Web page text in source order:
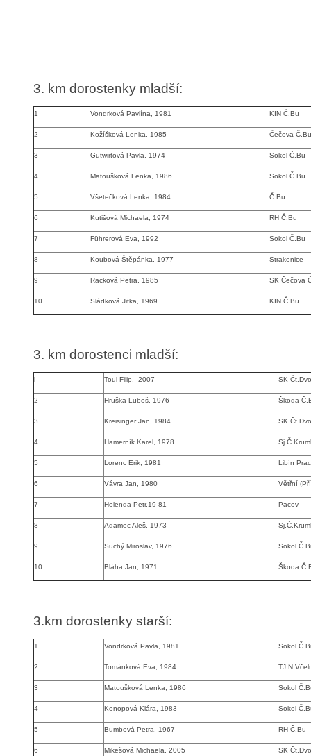
3. km dorostenky mladší:
1 Vondrková Pavlína, 1981 KIN Č.Bu
2 Kožíšková Lenka, 1985 Čečova Č.Bu
3 Gutwirtová Pavla, 1974 Sokol Č.Bu
4 Matoušková Lenka, 1986 Sokol Č.Bu
5 Všetečková Lenka, 1984 Č.Bu
6 Kutišová Michaela, 1974 RH Č.Bu
7 Führerová Eva, 1992 Sokol Č.Bu
8 Koubová Štěpánka, 1977 Strakonice
9 Racková Petra, 1985 SK Čečova
10 Sládková Jitka, 1969 KIN Č.Bu
3. km dorostenci mladší:
l Toul Filip, 2007 SK
2 Hruška Luboš, 1976 Škoda
3 Kreisinger Jan, 1984 SK
4 Hamerník Karel, 1978
5 Lorenc Erik, 1981 Libín
6 Vávra Jan, 1980 Větřní
7 Holenda Petr,19 81 Pacov
8 Adamec Aleš, 1973
9 Suchý Miroslav, 1976 Sokol
10 Bláha Jan, 1971 Škoda
3.km dorostenky starší:
1 Vondrková Pavla, 1981 Sokol
2 Tománková Eva, 1984 TJ
3 Matoušková Lenka, 1986 Sokol
4 Konopová Klára, 1983 Sokol
5 Bumbová Petra, 1967 RH Č.Bu
6 Mikešová Michaela, 2005 SK